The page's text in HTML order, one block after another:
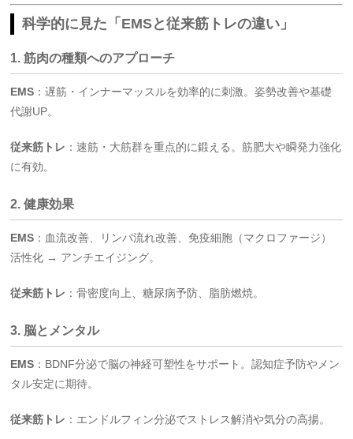
科学的に見た「EMSと従来筋トレの違い」
1. 筋肉の種類へのアプローチ
EMS ：遅筋・インナーマッスルを効率的に刺激。姿勢改善や基礎
代謝UP。
従来筋トレ ：速筋・大筋群を重点的に鍛える。筋肥大や瞬発力強化
に有効。
2. 健康効果
EMS ：血流改善、リンパ流れ改善、免疫細胞（マクロファージ）
活性化 → アンチエイジング。
従来筋トレ ：骨密度向上、糖尿病予防、脂肪燃焼。
3. 脳とメンタル
EMS ：BDNF分泌で脳の神経可塑性をサポート。認知症予防やメン
タル安定に期待。
従来筋トレ ：エンドルフィン分泌でストレス解消や気分の高揚。